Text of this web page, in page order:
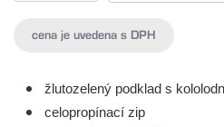
cena je uvedena s DPH
žlutozelený podklad s
celopropínací zip